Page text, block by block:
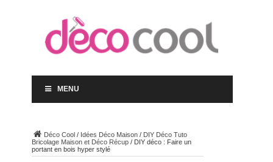
MENU
Déco Cool/ Idées Déco Maison/ DIY Déco Tuto
Bricolage Maison et Déco Récup/ DIY déco : Faire un
portant en bois hyper stylé